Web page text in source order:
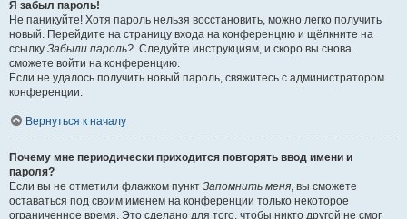
Я забыл пароль!
Не паникуйте! Хотя пароль нельзя восстановить, можно легко получить
новый. Перейдите на страницу входа на конференцию и щёлкните на
ссылку Забыли пароль?. Следуйте инструкциям, и скоро вы снова
сможете войти на конференцию.
Если не удалось получить новый пароль, свяжитесь с администратором
конференции.
Вернуться к началу
Почему мне периодически приходится повторять ввод имени и
пароля?
Если вы не отметили флажком пункт Запомнить меня, вы сможете
оставаться под своим именем на конференции только некоторое
ограниченное время. Это сделано для того, чтобы никто другой не смог